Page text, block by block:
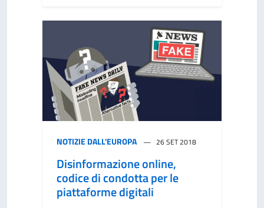
NOTIZIE DALL'EUROPA 26 SET 2018
Disinformazione online,
codice di condotta per le
piattaforme digitali